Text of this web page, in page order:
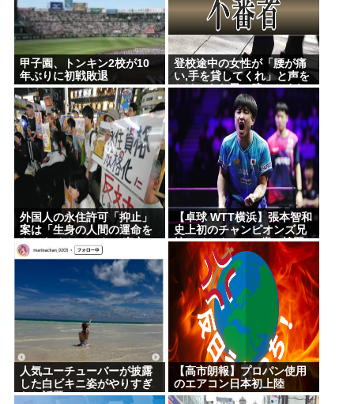
甲子園、トンキン2校が10
年ぶりに初戦敗退
登校途中の女性が「腰が痛
い,手を貸してくれ」と声を
かけてきた男に腕つかまれ
物陰に連れ込まれる 仙台
外国人の永住許可「抑止」
案は「生身の人間の運命を
もてあそんでいる」 東京・
高田馬場で反対アピール
【卓球 WTT横浜】張本智和
史上初のチャンピオンズ兄
妹アベックV！20歳の韓国
王者破り2連覇も達成！
人気ユーチューバーが披露
した白ビキニ姿がやりすぎ
だと話題に
【高市朗報】プロパン使用
のエアコン日本初上陸